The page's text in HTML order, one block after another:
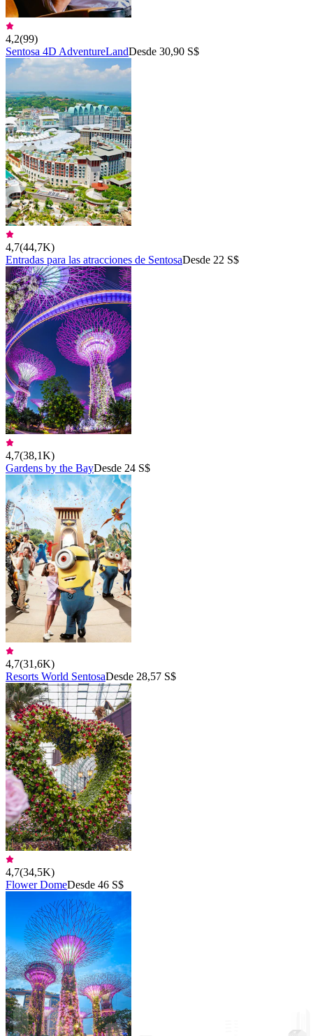
4,2(99)
Sentosa 4D AdventureLandDesde 30,90 S$
4,7(44,7K)
Entradas para las atracciones de SentosaDesde 22 S$
4,7(38,1K)
Gardens by the BayDesde 24 S$
4,7(31,6K)
Resorts World SentosaDesde 28,57 S$
4,7(34,5K)
Flower DomeDesde 46 S$